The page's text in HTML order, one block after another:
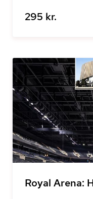
295 kr.
Royal Arena: